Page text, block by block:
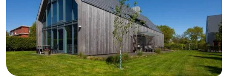
Appartementen
-
De
Bed